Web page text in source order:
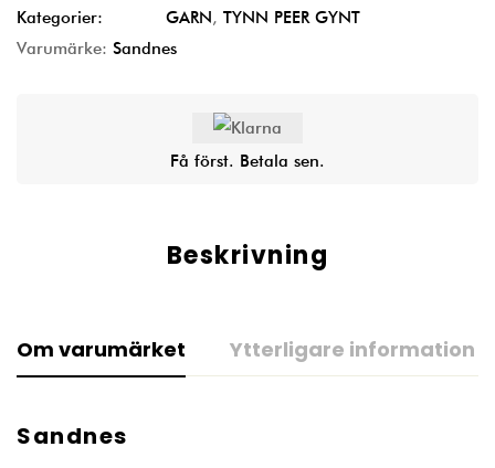
Kategorier: GARN, TYNN PEER GYNT
Varumärke: Sandnes
Få först. Betala sen.
Beskrivning
Om varumärket Ytterligare information
Sandnes